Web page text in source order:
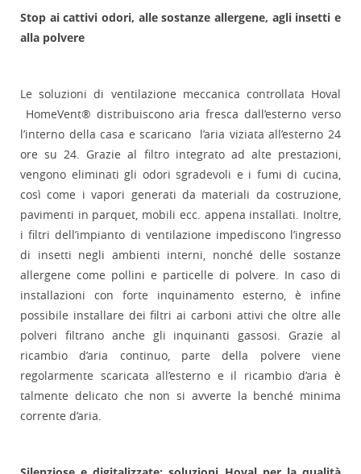
Stop ai cattivi odori, alle sostanze allergene, agli insetti e
alla polvere
Le soluzioni di ventilazione meccanica controllata Hoval
HomeVent® distribuiscono aria fresca dall’esterno verso
l’interno della casa e scaricano l’aria viziata all’esterno 24
ore su 24. Grazie al filtro integrato ad alte prestazioni,
vengono eliminati gli odori sgradevoli e i fumi di cucina,
così come i vapori generati da materiali da costruzione,
pavimenti in parquet, mobili ecc. appena installati. Inoltre,
i filtri dell’impianto di ventilazione impediscono l’ingresso
di insetti negli ambienti interni, nonché delle sostanze
allergene come pollini e particelle di polvere. In caso di
installazioni con forte inquinamento esterno, è infine
possibile installare dei filtri ai carboni attivi che oltre alle
polveri filtrano anche gli inquinanti gassosi. Grazie al
ricambio d’aria continuo, parte della polvere viene
regolarmente scaricata all’esterno e il ricambio d’aria è
talmente delicato che non si avverte la benché minima
corrente d’aria.